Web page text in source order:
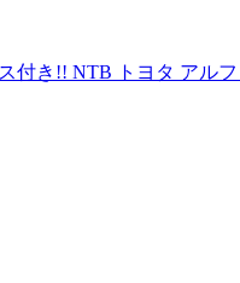
き!! NTB トヨタ アル